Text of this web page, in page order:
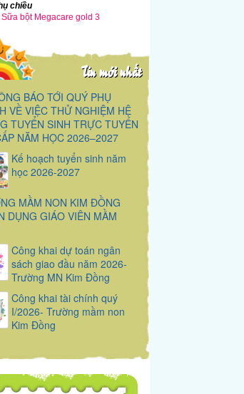
chiều
Sữa bột Megacare gold 3
Tin mới nhất
BÁO TỚI QUÝ PHỤ
VỀ VIỆC THỬ NGHIỆM HỆ
TUYỂN SINH TRỰC TUYẾN
NĂM HỌC 2026–2027
Kế hoạch tuyển sinh năm
học 2026-2027
MẦM NON KIM ĐỒNG
DỤNG GIÁO VIÊN MẦM
Công khai dự toán ngân
sách giao đầu năm 2026-
Trường MN Kim Đồng
Công khai tài chính quý
I/2026- Trường mầm non
Kim Đồng